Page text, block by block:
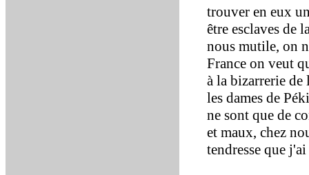
trouver en eux
être esclaves de
nous mutile, on
France on veut
à la bizarrerie de
les dames de
ne sont que de
et maux, chez
tendresse que